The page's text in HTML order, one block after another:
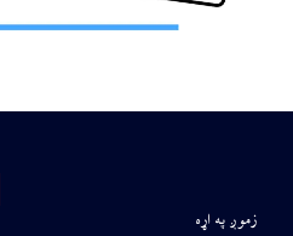
زموږ په اړه